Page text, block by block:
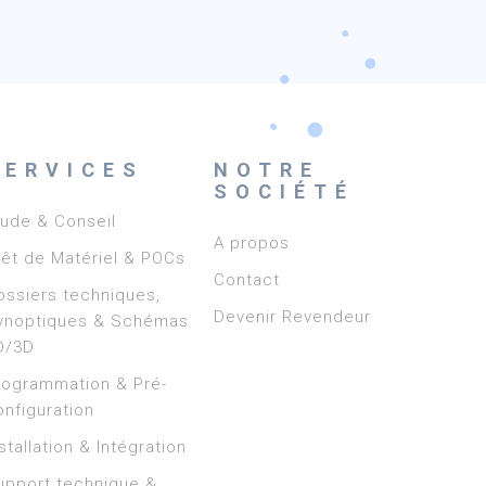
& Conseil
de Matériel & POCs
techniques,
& Schémas
3D
& Pré-
& Intégration
NOTRE
SOCIÉTÉ
A propos
Contact
Devenir Revendeur